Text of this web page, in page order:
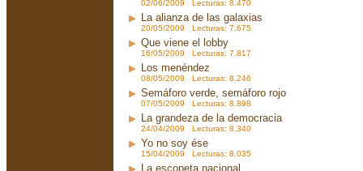
02/06/2009 Lecturas: 8.470
La alianza de las galaxias
20/05/2009 Lecturas: 7.675
Que viene el lobby
16/05/2009 Lecturas: 7.817
Los menéndez
08/05/2009 Lecturas: 8.246
Semáforo verde, semáforo rojo
07/05/2009 Lecturas: 8.898
La grandeza de la democracia
24/04/2009 Lecturas: 8.340
Yo no soy ése
15/04/2009 Lecturas: 8.035
La escopeta nacional